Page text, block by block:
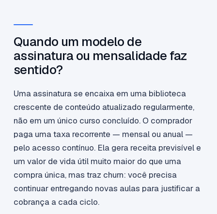
Quando um modelo de
assinatura ou mensalidade faz
sentido?
Uma assinatura se encaixa em uma biblioteca
crescente de conteúdo atualizado regularmente,
não em um único curso concluído. O comprador
paga uma taxa recorrente — mensal ou anual —
pelo acesso contínuo. Ela gera receita previsível e
um valor de vida útil muito maior do que uma
compra única, mas traz churn: você precisa
continuar entregando novas aulas para justificar a
cobrança a cada ciclo.